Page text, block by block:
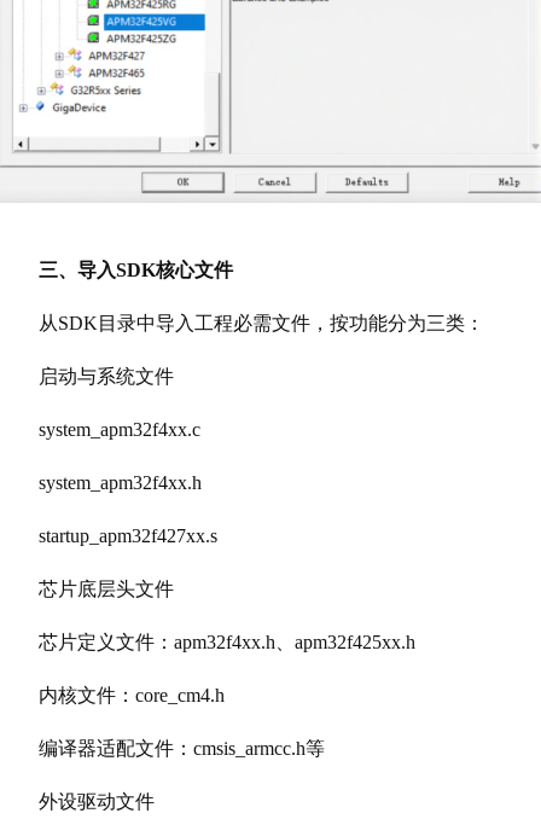
三、导入SDK核心文件
从SDK目录中导入工程必需文件，按功能分为三类：
启动与系统文件
system_apm32f4xx.c
system_apm32f4xx.h
startup_apm32f427xx.s
芯片底层头文件
芯片定义文件：apm32f4xx.h、apm32f425xx.h
内核文件：core_cm4.h
编译器适配文件：cmsis_armcc.h等
外设驱动文件